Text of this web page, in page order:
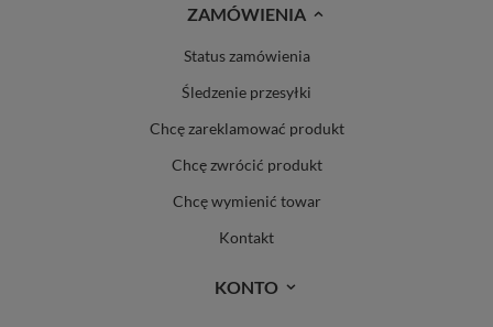
ZAMÓWIENIA
Status zamówienia
Śledzenie przesyłki
Chcę zareklamować produkt
Chcę zwrócić produkt
Chcę wymienić towar
Kontakt
KONTO